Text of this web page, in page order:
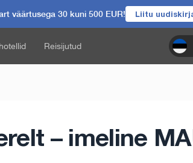
väärtusega 30 kuni 500 EUR! Liitu
Reisijutud
– imeline